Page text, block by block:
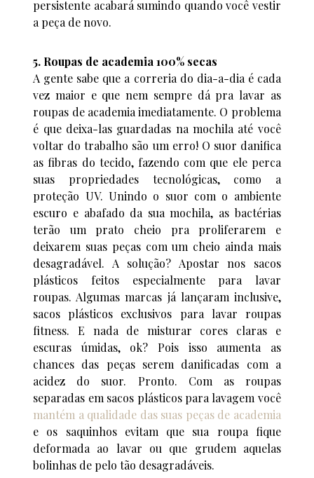
persistente acabará sumindo quando você vestir
a peça de novo.
5. Roupas de academia 100% secas
A gente sabe que a correria do dia-a-dia é cada
vez maior e que nem sempre dá pra lavar as
roupas de academia imediatamente. O problema
é que deixa-las guardadas na mochila até você
voltar do trabalho são um erro! O suor danifica
as fibras do tecido, fazendo com que ele perca
suas propriedades tecnológicas, como a
proteção UV. Unindo o suor com o ambiente
escuro e abafado da sua mochila, as bactérias
terão um prato cheio pra proliferarem e
deixarem suas peças com um cheio ainda mais
desagradável. A solução? Apostar nos sacos
plásticos feitos especialmente para lavar
roupas. Algumas marcas já lançaram inclusive,
sacos plásticos exclusivos para lavar roupas
fitness. E nada de misturar cores claras e
escuras úmidas, ok? Pois isso aumenta as
chances das peças serem danificadas com a
acidez do suor. Pronto. Com as roupas
separadas em sacos plásticos para lavagem você
mantém a qualidade das suas peças de academia
e os saquinhos evitam que sua roupa fique
deformada ao lavar ou que grudem aquelas
bolinhas de pelo tão desagradáveis.